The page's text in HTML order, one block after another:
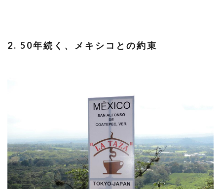
2. 50年続く、メキシコとの約束